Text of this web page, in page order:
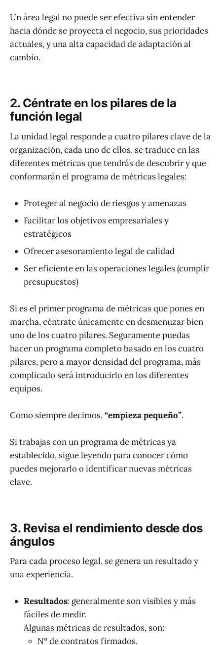
Un área legal no puede ser efectiva sin entender
hacia dónde se proyecta el negocio, sus prioridades
actuales, y una alta capacidad de adaptación al
cambio.
2. Céntrate en los pilares de la
función legal
La unidad legal responde a cuatro pilares clave de la
organización, cada uno de ellos, se traduce en las
diferentes métricas que tendrás de descubrir y que
conformarán el programa de métricas legales:
Proteger al negocio de riesgos y amenazas
Facilitar los objetivos empresariales y
estratégicos
Ofrecer asesoramiento legal de calidad
Ser eficiente en las operaciones legales (cumplir
presupuestos)
Si es el primer programa de métricas que pones en
marcha, céntrate únicamente en desmenuzar bien
uno de los cuatro pilares. Seguramente puedas
hacer un programa completo basado en los cuatro
pilares, pero a mayor densidad del programa, más
complicado será introducirlo en los diferentes
equipos.
Como siempre decimos,“empieza pequeño”.
Si trabajas con un programa de métricas ya
establecido, sigue leyendo para conocer cómo
puedes mejorarlo o identificar nuevas métricas
clave.
3. Revisa el rendimiento desde dos
ángulos
Para cada proceso legal, se genera un resultado y
una experiencia.
Resultados: generalmente son visibles y más
fáciles de medir.
Algunas métricas de resultados, son:
Nº de contratos firmados.